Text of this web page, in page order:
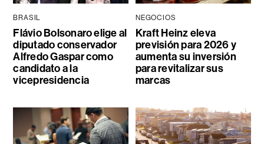
BRASIL
Flávio Bolsonaro elige al
diputado conservador
Alfredo Gaspar como
candidato a la
vicepresidencia
NEGOCIOS
Kraft Heinz eleva
previsión para 2026 y
aumenta su inversión
para revitalizar sus
marcas